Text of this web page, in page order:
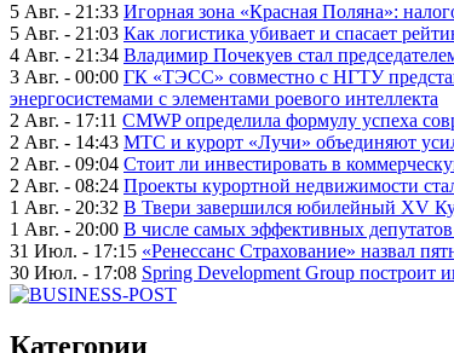
5 Авг. - 21:33 Игорная зона «Красная Поляна»:
5 Авг. - 21:03 Как логистика убивает и спасает
4 Авг. - 21:34 Владимир Почекуев стал
3 Авг. - 00:00 ГК «ТЭСС» совместно с НГТУ
энергосистемами с элементами роевого интеллекта
2 Авг. - 17:11 CMWP определила формулу успеха
2 Авг. - 14:43 МТС и курорт «Лучи» объединяют
2 Авг. - 09:04 Стоит ли инвестировать в
2 Авг. - 08:24 Проекты курортной недвижимости
1 Авг. - 20:32 В Твери завершился юбилейный XV
1 Авг. - 20:00 В числе самых эффективных
31 Июл. - 17:15 «Ренессанс Страхование» назвал
30 Июл. - 17:08 Spring Development Group
Категории